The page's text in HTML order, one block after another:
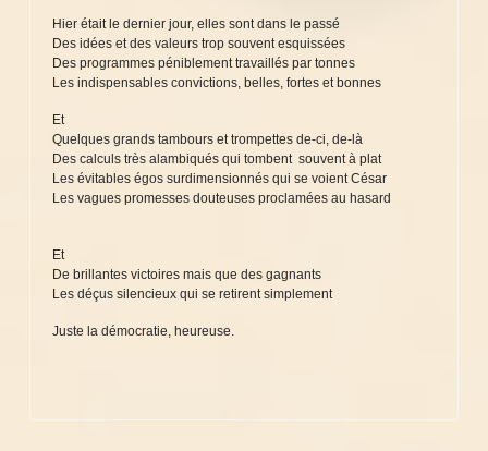
Hier était le dernier jour, elles sont dans le passé
Des idées et des valeurs trop souvent esquissées
Des programmes péniblement travaillés par tonnes
Les indispensables convictions, belles, fortes et bonnes
Et
Quelques grands tambours et trompettes de-ci, de-là
Des calculs très alambiqués qui tombent souvent à plat
Les évitables égos surdimensionnés qui se voient César
Les vagues promesses douteuses proclamées au hasard
Et
De brillantes victoires mais que des gagnants
Les déçus silencieux qui se retirent simplement
Juste la démocratie, heureuse.